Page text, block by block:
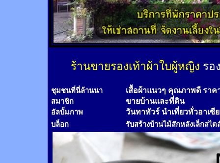
ร้านขายรองเท้าผ้าใบผู้หญิง รอ
ชุมชนที่นี่ล้านนา เสื้อผ้าแนวๆ คุณภาพดี ราค
สมาชิก ขายบ้านและที่ดิน
อัลบั้มภาพ วันทาทัวร์ นำเที่ยวทั่วอาเซี
บล็อก รับสร้างบ้านไม้สักหลังเล็กสไต